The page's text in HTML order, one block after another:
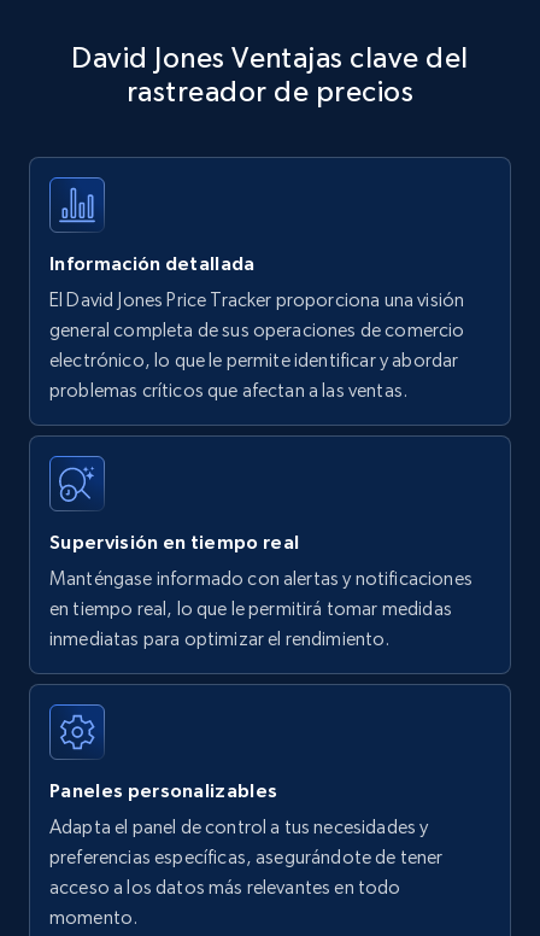
specific keywords
Title, Seller name, Brand, Description, Initial
35.3K+
Amazon products - find products by using
upc numbers
Title, Seller name, Brand, Description, Initial
price, Currency, Availability, Reviews count, and
35.3K+
Amazon Reviews
URL, Product name, Product rating, Product
Author name, Asin, and more.
7.4K+ 872+
Walmart - products
David Jones Ventajas clave del
rastreador de precios
Información detallada
El David Jones Price Tracker proporciona una visión
general completa de sus operaciones de comercio
electrónico, lo que le permite identificar y abordar
problemas críticos que afectan a las ventas.
Supervisión en tiempo real
Manténgase informado con alertas y notificaciones
en tiempo real, lo que le permitirá tomar medidas
inmediatas para optimizar el rendimiento.
Paneles personalizables
Adapta el panel de control a tus necesidades y
preferencias específicas, asegurándote de tener
acceso a los datos más relevantes en todo
momento.